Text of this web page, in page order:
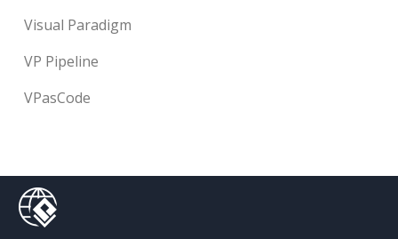
Visual Paradigm
VP Pipeline
VPasCode